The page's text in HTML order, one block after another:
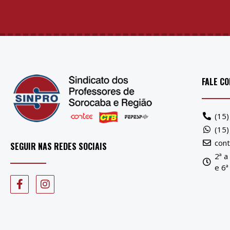
SEGUIR NAS REDES SOCIAIS
FALE
2ª
e